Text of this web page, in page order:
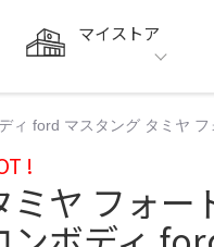
マイストア
ford マスタング タミヤ
!
ミヤ フォ